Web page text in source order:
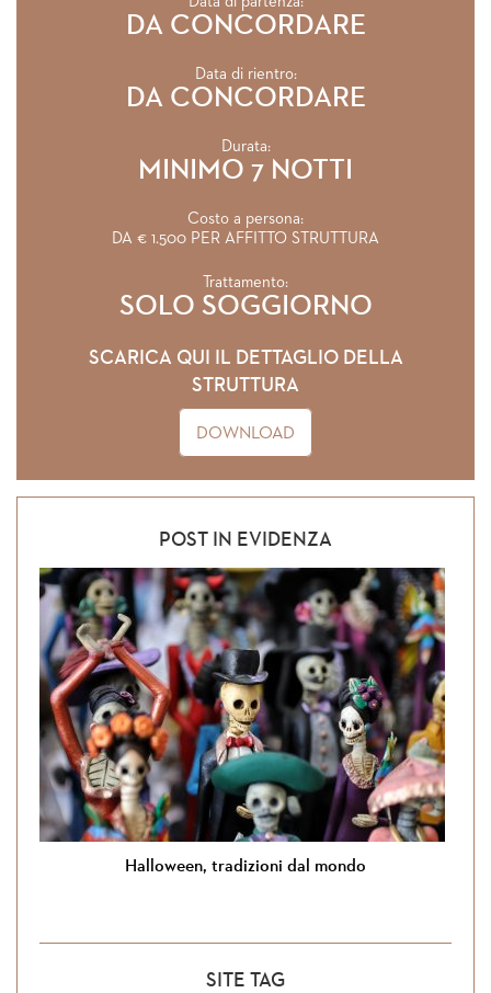
DA CONCORDARE
Data di rientro:
DA CONCORDARE
Durata:
MINIMO 7 NOTTI
Costo a persona:
DA € 1.500 PER AFFITTO STRUTTURA
Trattamento:
SOLO SOGGIORNO
SCARICA QUI IL DETTAGLIO DELLA
STRUTTURA
DOWNLOAD
POST IN EVIDENZA
Halloween, tradizioni dal mondo
SITE TAG